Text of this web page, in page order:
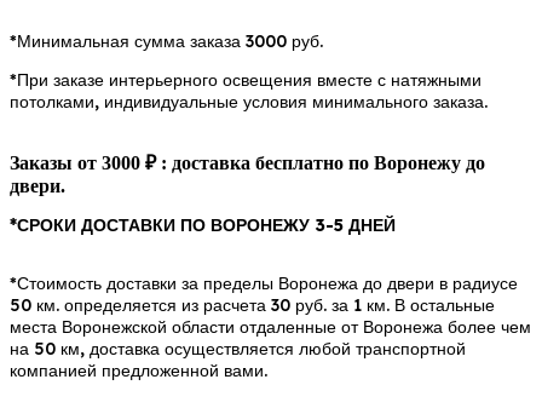
*Минимальная сумма заказа 3000 руб.
*При заказе интерьерного освещения вместе с натяжными
потолками, индивидуальные условия минимального заказа.
Заказы от 3000 ₽ : доставка бесплатно по Воронежу до
двери.
*СРОКИ ДОСТАВКИ ПО ВОРОНЕЖУ 3-5 ДНЕЙ
*Стоимость доставки за пределы Воронежа до двери в радиусе
50 км. определяется из расчета 30 руб. за 1 км. В остальные
места Воронежской области отдаленные от Воронежа более чем
на 50 км, доставка осуществляется любой транспортной
компанией предложенной вами.